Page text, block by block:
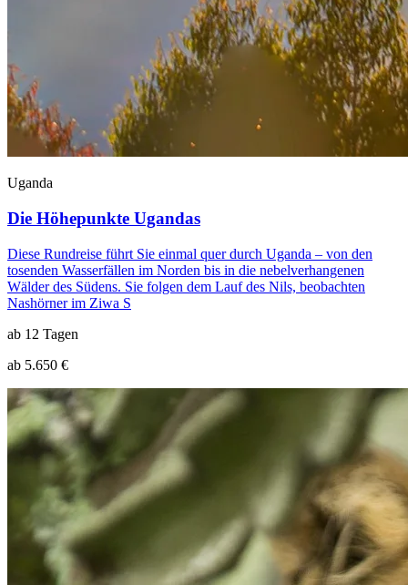
Uganda
Die Höhepunkte Ugandas
Diese Rundreise führt Sie einmal quer durch Uganda – von den
tosenden Wasserfällen im Norden bis in die nebelverhangenen
Wälder des Südens. Sie folgen dem Lauf des Nils, beobachten
Nashörner im Ziwa S
ab 12 Tagen
ab 5.650 €